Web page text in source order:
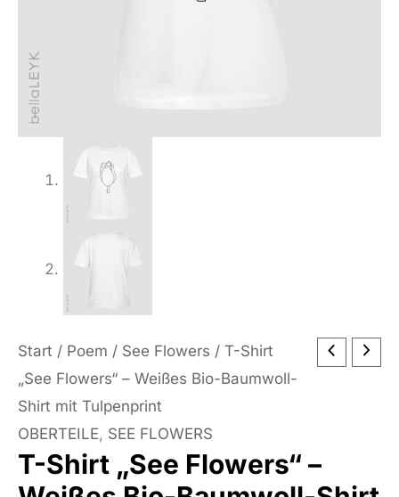
Start / Poem / See Flowers / T-Shirt
„See Flowers“ – Weißes Bio-Baumwoll-
Shirt mit Tulpenprint
OBERTEILE, SEE FLOWERS
T-Shirt „See Flowers“ –